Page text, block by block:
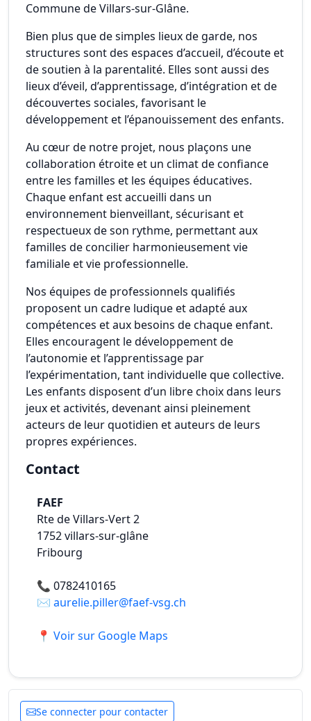
Commune de Villars-sur-Glâne.
Bien plus que de simples lieux de garde, nos
structures sont des espaces d’accueil, d’écoute et
de soutien à la parentalité. Elles sont aussi des
lieux d’éveil, d’apprentissage, d’intégration et de
découvertes sociales, favorisant le
développement et l’épanouissement des enfants.
Au cœur de notre projet, nous plaçons une
collaboration étroite et un climat de confiance
entre les familles et les équipes éducatives.
Chaque enfant est accueilli dans un
environnement bienveillant, sécurisant et
respectueux de son rythme, permettant aux
familles de concilier harmonieusement vie
familiale et vie professionnelle.
Nos équipes de professionnels qualifiés
proposent un cadre ludique et adapté aux
compétences et aux besoins de chaque enfant.
Elles encouragent le développement de
l’autonomie et l’apprentissage par
l’expérimentation, tant individuelle que collective.
Les enfants disposent d’un libre choix dans leurs
jeux et activités, devenant ainsi pleinement
acteurs de leur quotidien et auteurs de leurs
propres expériences.
Contact
FAEF
Rte de Villars-Vert 2
1752villars-sur-glâne
Fribourg
📞 0782410165
✉️ aurelie.piller@faef-vsg.ch
📍 Voir sur Google Maps
Se connecter pour contacter